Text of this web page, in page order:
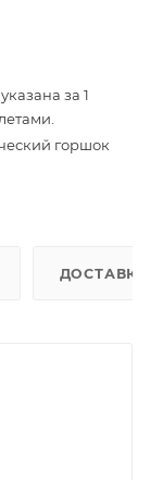
за 1
горшок
ДОСТАВКА